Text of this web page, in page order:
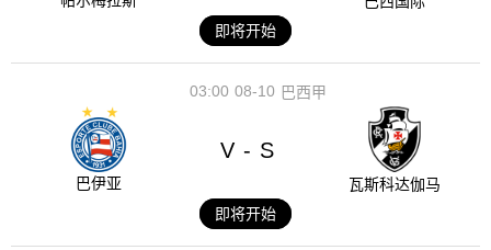
即将开始
08-10
03:00 巴西甲
巴伊亚
V - S
瓦斯科达伽马
即将开始